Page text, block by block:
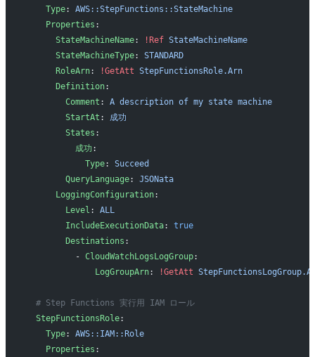
    Type
: AWS::StepFunctions::StateMachine
    Properties
:
      StateMachineName
: !Ref StateMachineName
      StateMachineType
: STANDARD
      RoleArn
: !GetAtt StepFunctionsRole.Arn
      Definition
:
        Comment
: A description of my state machine
        StartAt
: 成功
        States
:
          成功
:
            Type
: Succeed
        QueryLanguage
: JSONata
      LoggingConfiguration
:
        Level
: ALL
        IncludeExecutionData
: true
        Destinations
:
          -
CloudWatchLogsLogGroup:
              LogGroupArn
: !GetAtt
  # Step Functions 実行用 IAM ロール
  StepFunctionsRole
:
    Type
: AWS::IAM::Role
    Properties
: